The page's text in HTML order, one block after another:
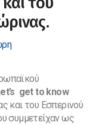
get to know
και του Εσπερινού
συμμετείχαν ως